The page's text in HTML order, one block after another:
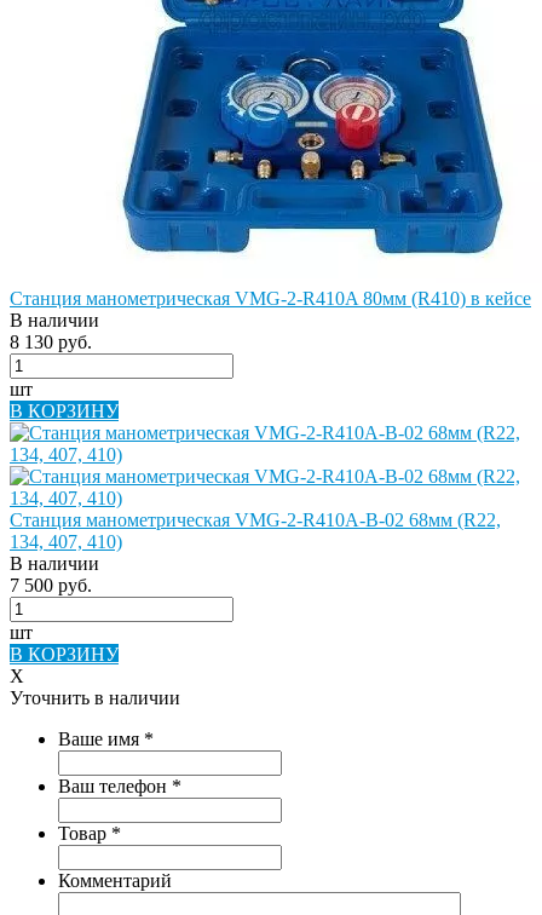
Станция манометрическая VMG-2-R410A 80мм (R410) в кейсе
В наличии
8 130 руб.
шт
В КОРЗИНУ
Станция манометрическая VMG-2-R410A-B-02 68мм (R22,
134, 407, 410)
В наличии
7 500 руб.
шт
В КОРЗИНУ
X
Уточнить в наличии
Ваше имя *
Ваш телефон *
Товар *
Комментарий